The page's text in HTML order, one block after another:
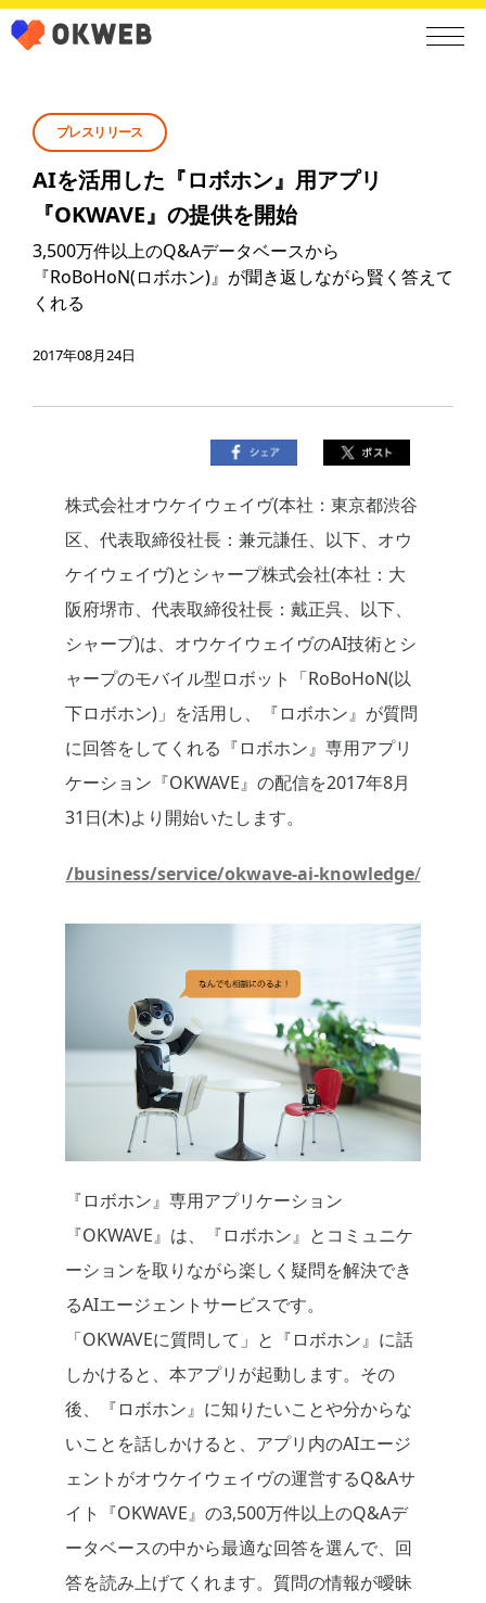
プレスリリース
AIを活用した『ロボホン』用アプリ
『OKWAVE』の提供を開始
3,500万件以上のQ&Aデータベースから
『RoBoHoN(ロボホン)』が聞き返しながら賢く答えて
くれる
2017年08月24日
株式会社オウケイウェイヴ(本社：東京都渋谷
区、代表取締役社長：兼元謙任、以下、オウ
ケイウェイヴ)とシャープ株式会社(本社：大
阪府堺市、代表取締役社長：戴正呉、以下、
シャープ)は、オウケイウェイヴのAI技術とシ
ャープのモバイル型ロボット「RoBoHoN(以
下ロボホン)」を活用し、『ロボホン』が質問
に回答をしてくれる『ロボホン』専用アプリ
ケーション『OKWAVE』の配信を2017年8月
31日(木)より開始いたします。
/business/service/okwave-ai-knowledge/
『ロボホン』専用アプリケーション
『OKWAVE』は、『ロボホン』とコミュニケ
ーションを取りながら楽しく疑問を解決でき
るAIエージェントサービスです。
「OKWAVEに質問して」と『ロボホン』に話
しかけると、本アプリが起動します。その
後、『ロボホン』に知りたいことや分からな
いことを話しかけると、アプリ内のAIエージ
ェントがオウケイウェイヴの運営するQ&Aサ
イト『OKWAVE』の3,500万件以上のQ&Aデ
ータベースの中から最適な回答を選んで、回
答を読み上げてくれます。質問の情報が曖昧